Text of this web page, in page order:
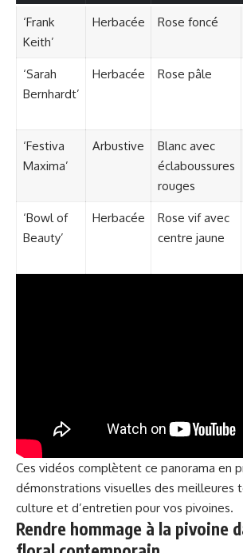
‘Frank
Keith’
Herbacée Rose foncé
‘Sarah
Bernhardt’
Herbacée Rose pâle
‘Festiva
Maxima’
Arbustive
Blanc avec
éclaboussures
rouges
‘Bowl of
Beauty’
Herbacée
Rose vif avec
centre jaune
Ces vidéos complètent ce panorama en
démonstrations visuelles des meilleures
culture et d’entretien pour vos pivoines.
Rendre hommage à la pivoine